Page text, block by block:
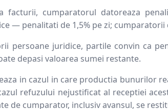
facturii, cumparatorul datoreaza
— penalitati de 1,5% pe zi;
persoane juridice, partile convin ca
depasi valoarea sumei restante.
in cazul in care productia bunurilor
refuzului nejustificat al receptiei
de cumparator, inclusiv avansul, se